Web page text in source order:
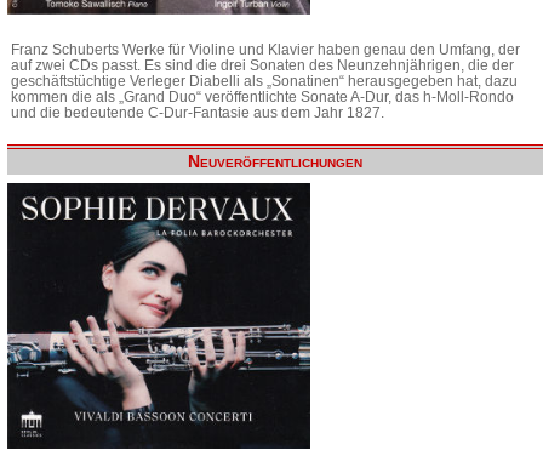
Franz Schuberts Werke für Violine und Klavier haben genau den Umfang, der
auf zwei CDs passt. Es sind die drei Sonaten des Neunzehnjährigen, die der
geschäftstüchtige Verleger Diabelli als „Sonatinen“ herausgegeben hat, dazu
kommen die als „Grand Duo“ veröffentlichte Sonate A-Dur, das h-Moll-Rondo
und die bedeutende C-Dur-Fantasie aus dem Jahr 1827.
Neuveröffentlichungen